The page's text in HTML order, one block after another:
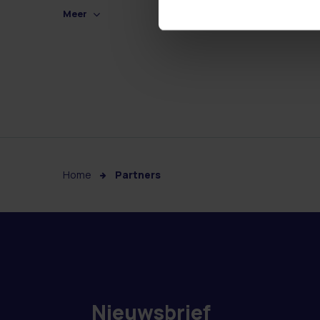
Meer
Home Partners
Nieuwsbrief